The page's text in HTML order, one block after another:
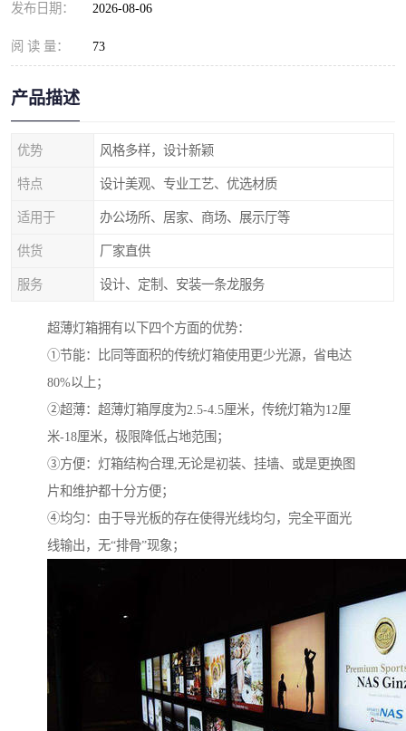
发布日期： 2026-08-06
阅 读 量： 73
产品描述
优势 风格多样，设计新颖
特点 设计美观、专业工艺、优选材质
适用于 办公场所、居家、商场、展示厅等
供货 厂家直供
服务 设计、定制、安装一条龙服务
超薄灯箱拥有以下四个方面的优势：
①节能：比同等面积的传统灯箱使用更少光源，省电达
80%以上；
②超薄：超薄灯箱厚度为2.5-4.5厘米，传统灯箱为12厘
米-18厘米，极限降低占地范围；
③方便：灯箱结构合理,无论是初装、挂墙、或是更换图
片和维护都十分方便；
④均匀：由于导光板的存在使得光线均匀，完全平面光
线输出，无“排骨”现象；